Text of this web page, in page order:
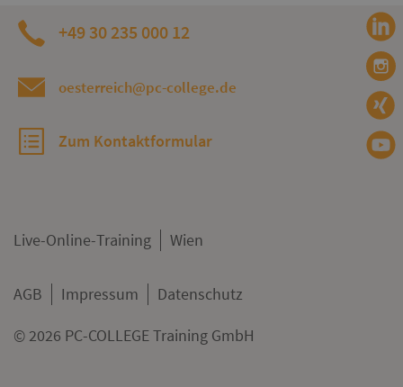
+49 30 235 000 12
oesterreich@pc-college.de
Zum Kontaktformular
Live-Online-Training Wien
AGB Impressum
Datenschutz
© 2026 PC-COLLEGE Training GmbH